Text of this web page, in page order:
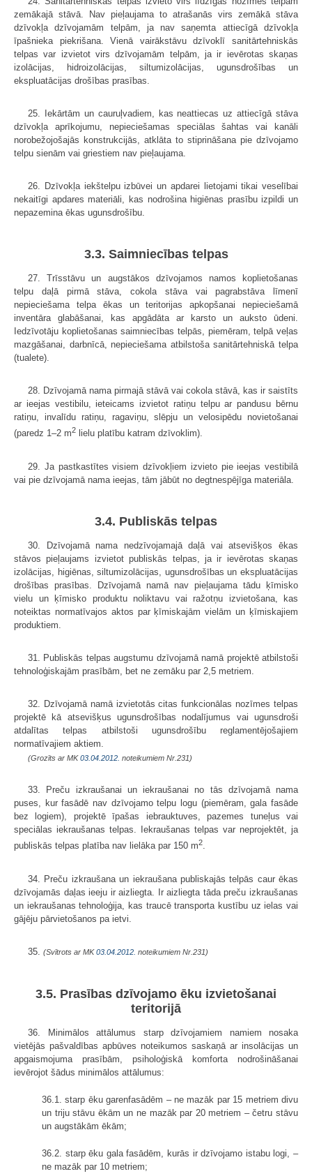
zemākajā stāvā. Nav pieļaujama to atrašanās virs zemākā stāva
dzīvokļa dzīvojamām telpām, ja nav saņemta attiecīgā dzīvokļa
īpašnieka piekrišana. Vienā vairākstāvu dzīvoklī sanitārtehniskās
telpas var izvietot virs dzīvojamām telpām, ja ir ievērotas skaņas
izolācijas, hidroizolācijas, siltumizolācijas, ugunsdrošības un
ekspluatācijas drošības prasības.
25. Iekārtām un cauruļvadiem, kas neattiecas uz attiecīgā stāva
dzīvokļa aprīkojumu, nepieciešamas speciālas šahtas vai kanāli
norobežojošajās kon­strukcijās, atklāta to stiprināšana pie dzīvojamo
telpu sienām vai griestiem nav pieļaujama.
26. Dzīvokļa iekštelpu izbūvei un apdarei lietojami tikai veselībai
nekaitīgi apdares materiāli, kas nodrošina higiēnas prasību izpildi un
nepazemina ēkas ugunsdrošību.
3.3. Saimniecības telpas
27. Trīsstāvu un augstākos dzīvojamos namos koplietošanas
telpu daļā pirmā stāva, cokola stāva vai pagrabstāva līmenī
nepieciešama telpa ēkas un teritorijas apkopšanai nepieciešamā
inventāra glabāšanai, kas apgādāta ar karsto un auksto ūdeni.
Iedzīvotāju koplietošanas saimniecības telpās, piemēram, telpā veļas
mazgāšanai, darbnīcā, nepieciešama atbilstoša sanitārtehniskā telpa
(tualete).
28. Dzīvojamā nama pirmajā stāvā vai cokola stāvā, kas ir saistīts
ar ieejas vestibilu, ieteicams izvietot ratiņu telpu ar pandusu bērnu
ratiņu, invalīdu ratiņu, ragaviņu, slēpju un velosipēdu novietošanai
(paredz 1–2 m2 lielu platību katram dzīvoklim).
29. Ja pastkastītes visiem dzīvokļiem izvieto pie ieejas vestibilā
vai pie dzīvojamā nama ieejas, tām jābūt no degtnespējīga materiāla.
3.4. Publiskās telpas
30. Dzīvojamā nama nedzīvojamajā daļā vai atsevišķos ēkas
stāvos pieļaujams izvietot publiskās telpas, ja ir ievērotas skaņas
izolācijas, higiēnas, siltumizolācijas, ugunsdrošības un ekspluatācijas
drošības prasības. Dzīvojamā namā nav pieļaujama tādu ķīmisko
vielu un ķīmisko produktu noliktavu vai ražotņu izvietošana, kas
noteiktas normatīvajos aktos par ķīmiskajām vielām un ķīmiskajiem
produktiem.
31. Publiskās telpas augstumu dzīvojamā namā projektē atbilstoši
tehno­loģiskajām prasībām, bet ne zemāku par 2,5 metriem.
32. Dzīvojamā namā izvietotās citas funkcionālas nozīmes telpas
projektē kā atsevišķus ugunsdrošības nodalījumus vai ugunsdroši
atdalītas telpas atbilstoši ugunsdrošību reglamen­tējošajiem
normatīvajiem aktiem.
(Grozīts ar MK03.04.2012. noteikumiem Nr.231)
33. Preču izkraušanai un iekraušanai no tās dzīvojamā nama
puses, kur fasādē nav dzīvojamo telpu logu (piemēram, gala fasāde
bez logiem), projektē īpašas iebrauktuves, pazemes tuneļus vai
speciālas iekraušanas telpas. Iekraušanas telpas var neprojektēt, ja
publiskās telpas platība nav lielāka par 150 m2.
34. Preču izkraušana un iekraušana publiskajās telpās caur ēkas
dzīvojamās daļas ieeju ir aizliegta. Ir aizliegta tāda preču izkraušanas
un iekraušanas tehnoloģija, kas traucē transporta kustību uz ielas vai
gājēju pārvietošanos pa ietvi.
35. (Svītrots ar MK03.04.2012. noteikumiem Nr.231)
3.5. Prasības dzīvojamo ēku izvietošanai
teritorijā
36. Minimālos attālumus starp dzīvojamiem namiem nosaka
vietējās pašvaldības apbūves noteikumos saskaņā ar insolācijas un
apgaismojuma prasībām, psiholoģiskā komforta nodrošināšanai
ievērojot šādus minimālos attālumus:
36.1. starp ēku garenfasādēm – ne mazāk par 15 metriem divu
un triju stāvu ēkām un ne mazāk par 20 metriem – četru stāvu
un augstākām ēkām;
36.2. starp ēku gala fasādēm, kurās ir dzīvojamo istabu logi, –
ne mazāk par 10 metriem;